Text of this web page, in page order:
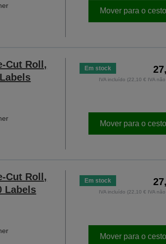
Mover para o cesto
Cut Roll,
Em stock
IVA incluído (22,10 € IVA
Mover para o cesto
Cut Roll,
Labels
Em stock
IVA incluído (22,10 € IVA
Mover para o cesto